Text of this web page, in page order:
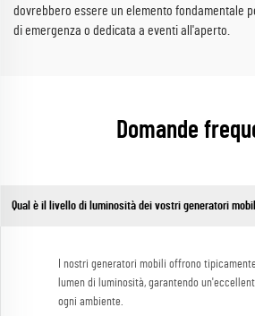
dovrebbero essere un elemento fondamentale
di emergenza o dedicata a eventi all'aperto.
Domande
Qual è il livello di luminosità dei vostri generatori
I nostri generatori mobili offrono
lumen di luminosità, garantendo
ogni ambiente.